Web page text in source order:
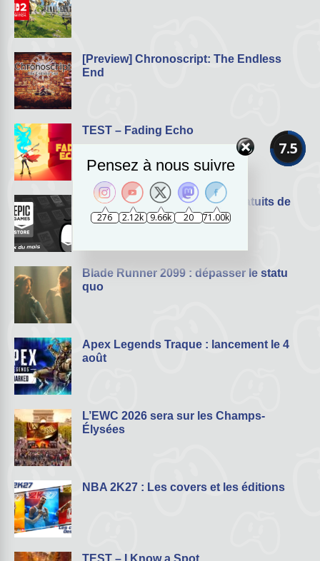
[Preview] Chronoscript: The Endless
End
7.5
TEST – Fading Echo
Epic Games Store : les jeux gratuits de
juillet 2026
Blade Runner 2099 : dépasser le statu
quo
Apex Legends Traque : lancement le 4
août
L’EWC 2026 sera sur les Champs-
Élysées
NBA 2K27 : Les covers et les éditions
TEST – I Know a Spot
Pensez à nous suivre
276 2.12k 9.66k 20 71.00k